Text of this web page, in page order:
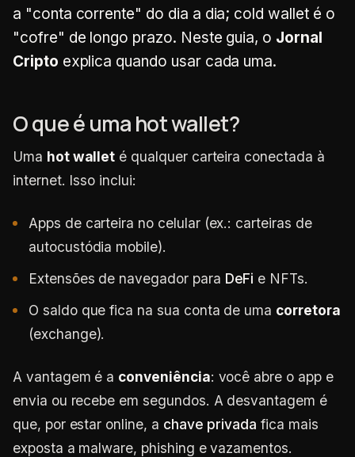
a "conta corrente" do dia a dia; cold wallet é o
"cofre" de longo prazo. Neste guia, o Jornal
Cripto explica quando usar cada uma.
O que é uma hot wallet?
Uma hot wallet é qualquer carteira conectada à
internet. Isso inclui:
Apps de carteira no celular (ex.: carteiras de
autocustódia mobile).
Extensões de navegador para DeFi e NFTs.
O saldo que fica na sua conta de uma corretora
(exchange).
A vantagem é a conveniência: você abre o app e
envia ou recebe em segundos. A desvantagem é
que, por estar online, a chave privada fica mais
exposta a malware, phishing e vazamentos.